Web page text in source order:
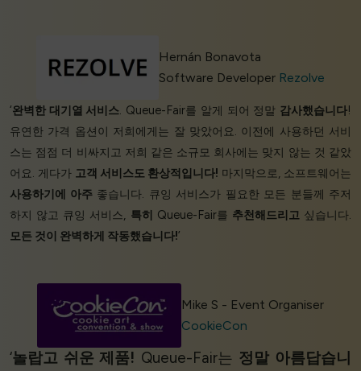
Hernán Bonavota
Software Developer Rezolve
‘완벽한 대기열 서비스. Queue-Fair를 알게 되어 정말 감사했습니다!
유연한 가격 옵션이 저희에게는 잘 맞았어요. 이전에 사용하던 서비
스는 점점 더 비싸지고 저희 같은 소규모 회사에는 맞지 않는 것 같았
어요. 게다가 고객 서비스도 환상적입니다! 마지막으로, 소프트웨어는
사용하기에 아주좋습니다. 큐잉 서비스가 필요한 모든 분들께 주저
하지 않고 큐잉 서비스, 특히 Queue-Fair를 추천해드리고싶습니다.
모든 것이 완벽하게 작동했습니다!’
Mike S - Event Organiser
CookieCon
‘놀랍고 쉬운 제품! Queue-Fair는 정말 아름답습니